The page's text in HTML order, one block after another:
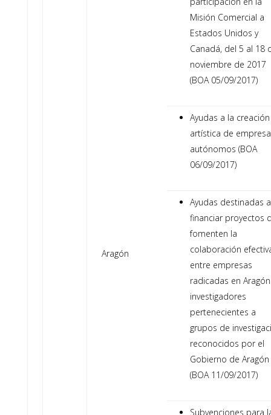
Aragón
Misión Comercial a
Estados Unidos y
Canadá, del 5 al 18
noviembre de 2017
(BOA 05/09/2017)
Ayudas a la creación
artística de
autónomos (BOA
06/09/2017)
Ayudas destinadas a
financiar proyectos
fomenten la
colaboración
entre empresas
radicadas en
investigadores
pertenecientes a
grupos de
reconocidos por el
Gobierno de Aragón
(BOA 11/09/2017)
Subvenciones para